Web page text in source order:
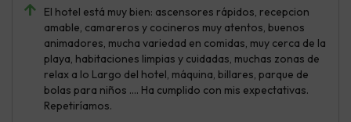
El hotel está muy bien: ascensores rápidos, recepcion
amable, camareros y cocineros muy atentos, buenos
animadores, mucha variedad en comidas, muy cerca de la
playa, habitaciones limpias y cuidadas, muchas zonas de
relax a lo Largo del hotel, máquina, billares, parque de
bolas para niños …. Ha cumplido con mis expectativas.
Repetiríamos.